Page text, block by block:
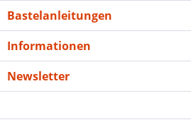
Bastelanleitungen
Informationen
Newsletter